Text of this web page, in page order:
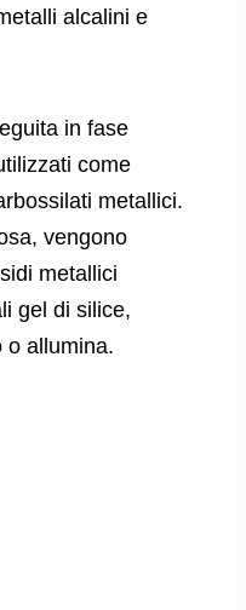
alcalini e
in fase
come
metallici.
vengono
metallici
gel di silice,
o allumina.